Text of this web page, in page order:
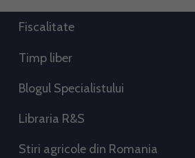
Fiscalitate
Timp liber
Blogul Specialistului
Libraria R&S
Stiri agricole din Romania